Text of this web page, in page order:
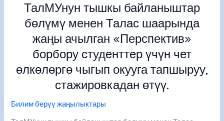
ТалМУнун тышкы байланыштар
бөлүмү менен Талас шаарында
жаңы ачылган «Перспектив»
борбору студенттер үчүн чет
өлкөлөргө чыгып окууга тапшыруу,
стажировкадан өтүү.
Билим берүү жаңылыктары
байланыштар
бөлүмү
шаарында
жаңы
«Перспектив»
борбору